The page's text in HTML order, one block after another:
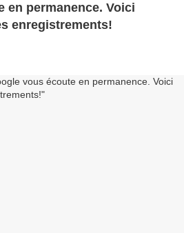
en permanence. Voici
enregistrements!